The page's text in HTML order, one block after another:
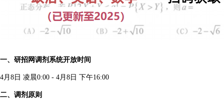
一、研招网调剂系统开放时间
4月8日 凌晨0:00 - 4月8日 下午16:00
二、调剂原则